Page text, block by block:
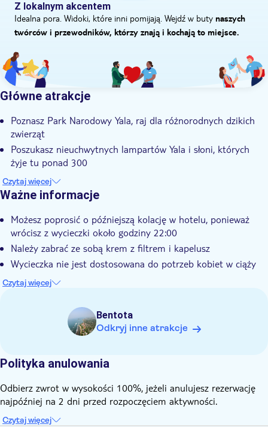
Z lokalnym akcentem
Idealna pora. Widoki, które inni pomijają. Wejdź w buty naszych
twórców i przewodników, którzy znają i kochają to miejsce.
Główne atrakcje
Poznasz Park Narodowy Yala, raj dla różnorodnych dzikich
zwierząt
Poszukasz nieuchwytnych lampartów Yala i słoni, których
żyje tu ponad 300
Wybierzesz się na ekscytujące safari, aby zobaczyć „wielką
czwórkę” Sri Lanki
Towarzyszyć Ci będzie lokalny przewodnik z imponującą
wiedzą o Sri Lance
Czytaj więcej
Ważne informacje
Możesz poprosić o późniejszą kolację w hotelu, ponieważ
wrócisz z wycieczki około godziny 22:00
Należy zabrać ze sobą krem z filtrem i kapelusz
Wycieczka nie jest dostosowana do potrzeb kobiet w ciąży
Wycieczka nie jest dostosowana do potrzeb osób z
Czytaj więcej
Bentota
Odkryj inne atrakcje
Polityka anulowania
Odbierz zwrot w wysokości 100%, jeżeli anulujesz rezerwację
najpóźniej na 2 dni przed rozpoczęciem aktywności.
Czytaj więcej